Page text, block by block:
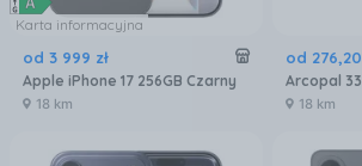
Karta informacyjna
od 3 999 zł
Apple iPhone 17 256GB Czarny
18 km
od 276,20
18 km